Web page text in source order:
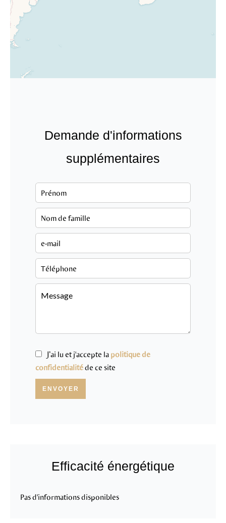
Demande d'informations
supplémentaires
J’ai lu et j'accepte la politique de
confidentialitéde ce site
ENVOYER
Efficacité énergétique
Pas d'informations disponibles